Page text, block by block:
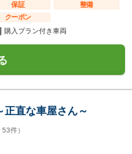
保証
整備
クーポン
購入プラン付き車両
直な車屋さん～
53件）